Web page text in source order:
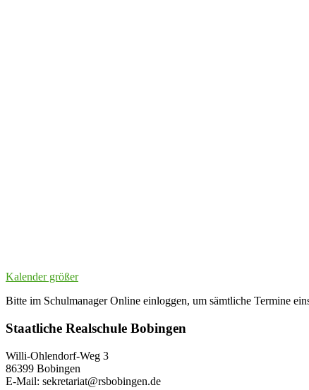
Kalender größer
Bitte im Schulmanager Online einloggen, um sämtliche Termine
Staatliche Realschule Bobingen
Willi-Ohlendorf-Weg 3
86399 Bobingen
E-Mail: sekretariat@rsbobingen.de